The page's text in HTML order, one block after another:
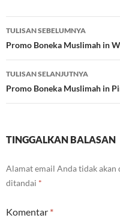
Navigasi
Tulisan
TULISAN SEBELUMNYA
Promo Boneka Muslimah in
TULISAN SELANJUTNYA
Promo Boneka Muslimah in
TINGGALKAN BALASAN
Alamat email Anda tidak akan
ditandai *
Komentar *